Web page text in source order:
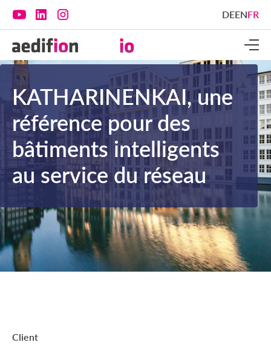
DEENFR
KATHARINENKAI, une
référence pour des
bâtiments intelligents
au service du réseau
Client